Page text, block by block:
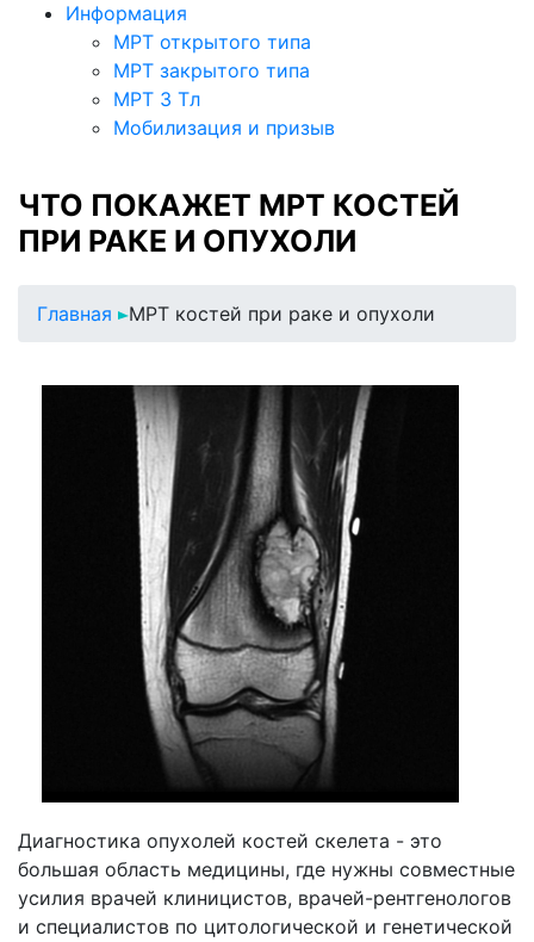
Информация
МРТ открытого типа
МРТ закрытого типа
МРТ 3 Тл
Мобилизация и призыв
ЧТО ПОКАЖЕТ МРТ КОСТЕЙ
ПРИ РАКЕ И ОПУХОЛИ
Главная МРТ костей при раке и опухоли
Диагностика опухолей костей скелета - это
большая область медицины, где нужны совместные
усилия врачей клиницистов, врачей-рентгенологов
и специалистов по цитологической и генетической